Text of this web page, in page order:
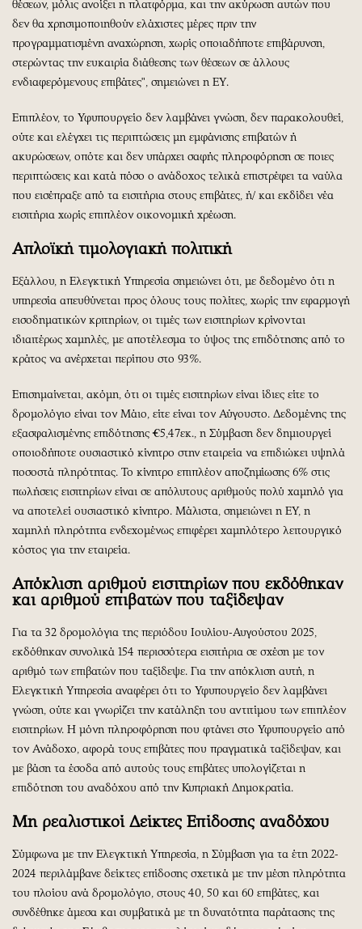
θέσεων, μόλις ανοίξει η πλατφόρμα, και την ακύρωση αυτών που
δεν θα χρησιμοποιηθούν ελάχιστες μέρες πριν την
προγραμματισμένη αναχώρηση, χωρίς οποιαδήποτε επιβάρυνση,
στερώντας την ευκαιρία διάθεσης των θέσεων σε άλλους
ενδιαφερόμενους επιβάτες", σημειώνει η ΕΥ.
Επιπλέον, το Υφυπουργείο δεν λαμβάνει γνώση, δεν παρακολουθεί,
ούτε και ελέγχει τις περιπτώσεις μη εμφάνισης επιβατών ή
ακυρώσεων, οπότε και δεν υπάρχει σαφής πληροφόρηση σε ποιες
περιπτώσεις και κατά πόσο ο ανάδοχος τελικά επιστρέφει τα ναύλα
που εισέπραξε από τα εισιτήρια στους επιβάτες, ή/ και εκδίδει νέα
εισιτήρια χωρίς επιπλέον οικονομική χρέωση.
Απλοϊκή τιμολογιακή πολιτική
Εξάλλου, η Ελεγκτική Υπηρεσία σημειώνει ότι, με δεδομένο ότι η
υπηρεσία απευθύνεται προς όλους τους πολίτες, χωρίς την εφαρμογή
εισοδηματικών κριτηρίων, οι τιμές των εισιτηρίων κρίνονται
ιδιαιτέρως χαμηλές, με αποτέλεσμα το ύψος της επιδότησης από το
κράτος να ανέρχεται περίπου στο 93%.
Επισημαίνεται, ακόμη, ότι οι τιμές εισιτηρίων είναι ίδιες είτε το
δρομολόγιο είναι τον Μάιο, είτε είναι τον Αύγουστο. Δεδομένης της
εξασφαλισμένης επιδότησης €5,47εκ., η Σύμβαση δεν δημιουργεί
οποιοδήποτε ουσιαστικό κίνητρο στην εταιρεία να επιδιώκει υψηλά
ποσοστά πληρότητας. Το κίνητρο επιπλέον αποζημίωσης 6% στις
πωλήσεις εισιτηρίων είναι σε απόλυτους αριθμούς πολύ χαμηλό για
να αποτελεί ουσιαστικό κίνητρο. Μάλιστα, σημειώνει η ΕΥ, η
χαμηλή πληρότητα ενδεχομένως επιφέρει χαμηλότερο λειτουργικό
κόστος για την εταιρεία.
Απόκλιση αριθμού εισιτηρίων που εκδόθηκαν
και αριθμού επιβατών που ταξίδεψαν
Για τα 32 δρομολόγια της περιόδου Ιουλίου-Αυγούστου 2025,
εκδόθηκαν συνολικά 154 περισσότερα εισιτήρια σε σχέση με τον
αριθμό των επιβατών που ταξίδεψε. Για την απόκλιση αυτή, η
Ελεγκτική Υπηρεσία αναφέρει ότι το Υφυπουργείο δεν λαμβάνει
γνώση, ούτε και γνωρίζει την κατάληξη του αντιτίμου των επιπλέον
εισιτηρίων. Η μόνη πληροφόρηση που φτάνει στο Υφυπουργείο από
τον Ανάδοχο, αφορά τους επιβάτες που πραγματικά ταξίδεψαν, και
με βάση τα έσοδα από αυτούς τους επιβάτες υπολογίζεται η
επιδότηση του αναδόχου από την Κυπριακή Δημοκρατία.
Μη ρεαλιστικοί Δείκτες Επίδοσης αναδόχου
Σύμφωνα με την Ελεγκτική Υπηρεσία, η Σύμβαση για τα έτη 2022-
2024 περιλάμβανε δείκτες επίδοσης σχετικά με την μέση πληρότητα
του πλοίου ανά δρομολόγιο, στους 40, 50 και 60 επιβάτες, και
συνδέθηκε άμεσα και συμβατικά με τη δυνατότητα παράτασης της